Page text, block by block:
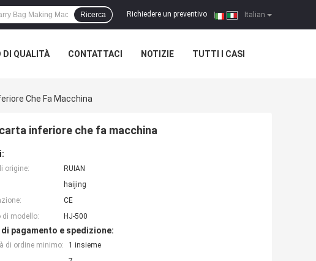
Italian
Richiedere un preventivo |
Ricerca
DI QUALITÀ CONTATTACI NOTIZIE TUTTI I CASI
Che Fa Macchina
inferiore che fa macchina
origine:
RUIAN
haijing
CE
di modello:
HJ-500
pagamento e spedizione:
di ordine minimo:
1 insieme